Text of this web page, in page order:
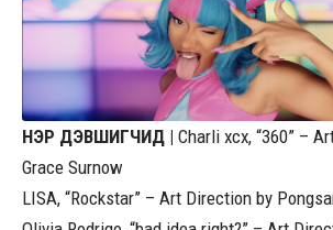
НЭР ДЭВШИГЧИД | Charli xcx, “360” –
Grace Surnow
LISA, “Rockstar” – Art Direction by